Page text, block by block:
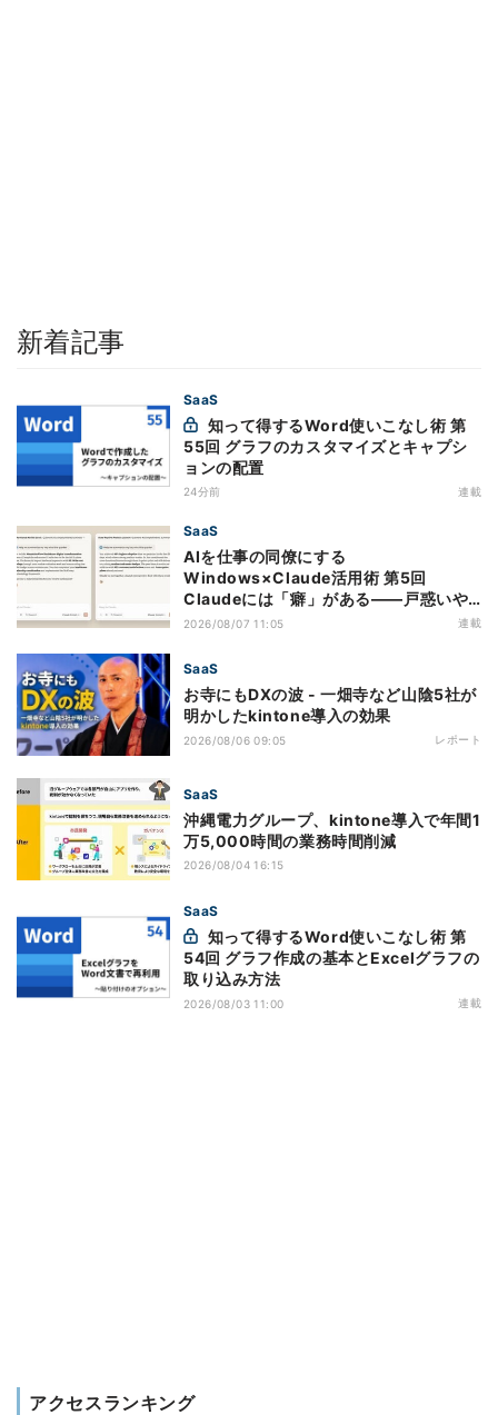
新着記事
SaaS
55回 グラフのカスタマイズとキャプシ
ョンの配置
24分前 連載
SaaS
AIを仕事の同僚にする
Windows×Claude活用術 第5回
Claudeには「癖」がある――戸惑いや
すい7つの仕様
2026/08/07 11:05 連載
SaaS
お寺にもDXの波 - 一畑寺など山陰5社が
明かしたkintone導入の効果
2026/08/06 09:05 レポート
SaaS
沖縄電力グループ、kintone導入で年間1
万5,000時間の業務時間削減
2026/08/04 16:15
SaaS
54回 グラフ作成の基本とExcelグラフの
取り込み方法
2026/08/03 11:00 連載
アクセスランキング